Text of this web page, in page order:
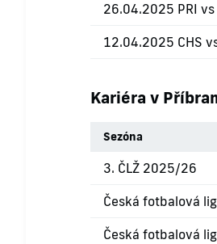
26.04.2025 PRI vs
12.04.2025 CHS
Kariéra v
Sezóna
3. ČLŽ 2025/26
Česká fotbalová
Česká fotbalová